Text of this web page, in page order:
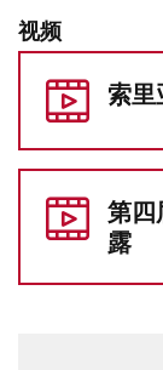
准
备
您
的
访
问
视频
索里
第四
露